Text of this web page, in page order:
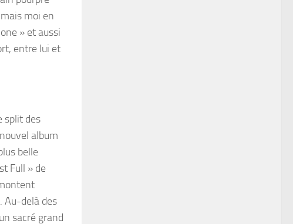
moi en
» et aussi
entre lui et
split des
album
belle
Full » de
Au-delà des
sacré grand